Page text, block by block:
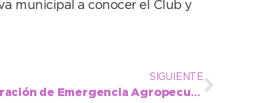
municipal a conocer el Club y
SIGUIENTE
Un paso más cerca de la Declaración de Emergencia Agropecuaria para el partido de Necochea